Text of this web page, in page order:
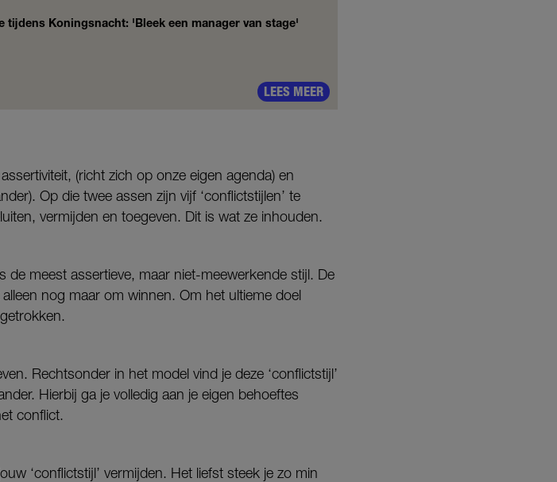
tijdens Koningsnacht: 'Bleek een manager van stage'
LEES MEER
(richt zich op onze eigen agenda) en
Op die twee assen zijn vijf ‘conflictstijlen’ te
vermijden en toegeven. Dit is wat ze inhouden.
meest assertieve, maar niet-meewerkende stijl. De
nog maar om winnen. Om het ultieme doel
Rechtsonder in het model vind je deze ‘conflictstijl’
Hierbij ga je volledig aan je eigen behoeftes
conflict.
‘conflictstijl’ vermijden. Het liefst steek je zo min